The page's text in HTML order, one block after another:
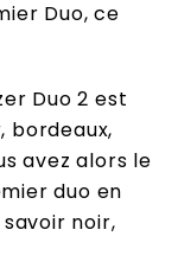
Duo, ce
Duo 2 est
bordeaux,
avez alors le
duo en
noir,